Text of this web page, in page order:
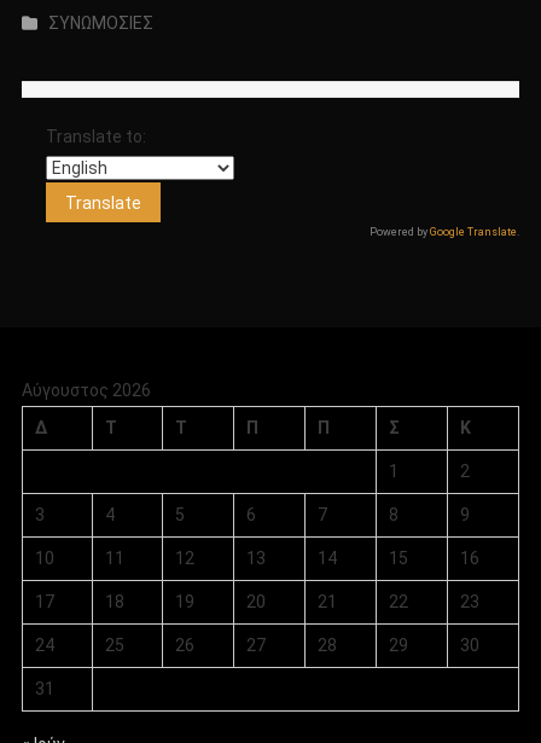
ΣΥΝΩΜΟΣΙΕΣ
Translate to:
Powered byGoogle Translate .
Αύγουστος 2026
Δ
Τ Τ Π Π Σ Κ
1 2
3 4 5 6 7 8 9
10 11 12 13 14 15 16
17 18 19 20 21 22 23
24 25 26 27 28 29 30
31